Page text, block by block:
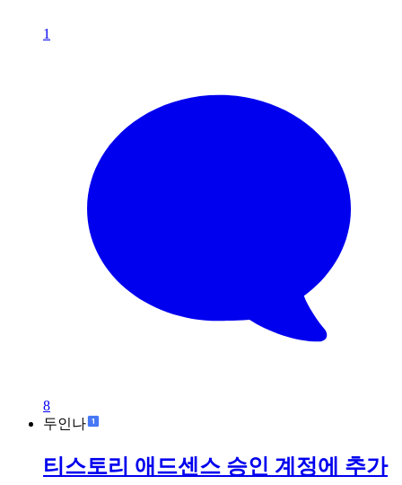
1
8
두인나
티스토리 애드센스 승인 계정에 추가